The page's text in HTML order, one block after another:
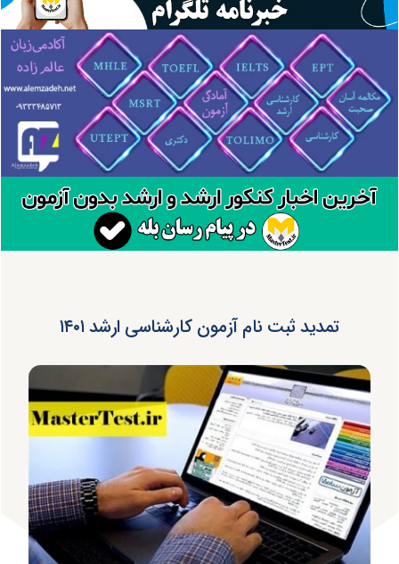
تمدید ثبت نام آزمون کارشناسی ارشد ۱۴۰۱